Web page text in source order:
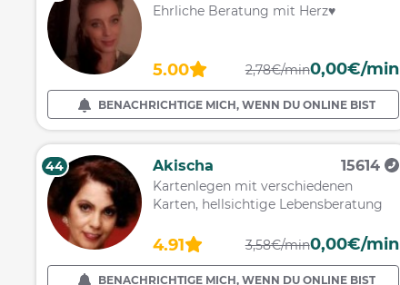
Ehrliche Beratung mit Herz♥
5.00 2,78€/min0,00€/min
BENACHRICHTIGE MICH, WENN DU ONLINE BIST
44 Akischa 15614
Kartenlegen mit verschiedenen
Karten, hellsichtige Lebensberatung
4.91 3,58€/min0,00€/min
BENACHRICHTIGE MICH, WENN DU ONLINE BIST